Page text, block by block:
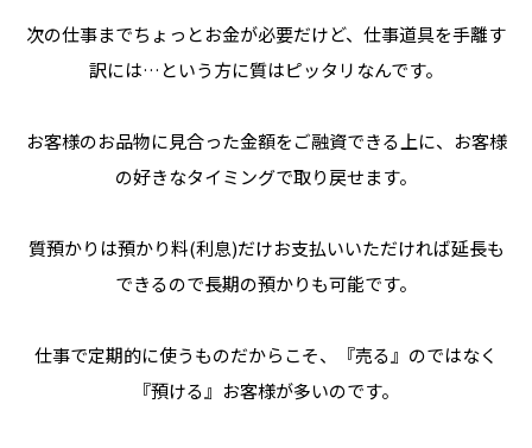
次の仕事までちょっとお金が必要だけど、仕事道具を手離す
訳には…という方に質はピッタリなんです。
お客様のお品物に見合った金額をご融資できる上に、お客様
の好きなタイミングで取り戻せます。
質預かりは預かり料(利息)だけお支払いいただければ延長も
できるので長期の預かりも可能です。
仕事で定期的に使うものだからこそ、『売る』のではなく
『預ける』お客様が多いのです。